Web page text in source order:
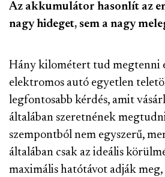
Az akkumulátor hasonlít az
nagy hideget, sem a nagy
Hány kilométert tud megtenni
elektromos autó egyetlen
legfontosabb kérdés, amit
általában szeretnének
szempontból nem egyszerű,
általában csak az ideális
maximális hatótávot adják